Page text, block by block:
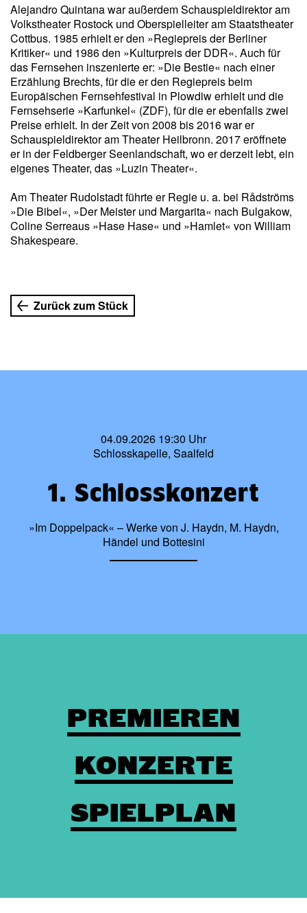
Alejandro Quintana war außerdem Schauspieldirektor am
Volkstheater Rostock und Oberspielleiter am Staatstheater
Cottbus. 1985 erhielt er den »Regiepreis der Berliner
Kritiker« und 1986 den »Kulturpreis der DDR«. Auch für
das Fernsehen inszenierte er: »Die Bestie« nach einer
Erzählung Brechts, für die er den Regiepreis beim
Europäischen Fernsehfestival in Plowdiw erhielt und die
Fernsehserie »Karfunkel« (ZDF), für die er ebenfalls zwei
Preise erhielt. In der Zeit von 2008 bis 2016 war er
Schauspieldirektor am Theater Heilbronn. 2017 eröffnete
er in der Feldberger Seenlandschaft, wo er derzeit lebt, ein
eigenes Theater, das »Luzin Theater«.
Am Theater Rudolstadt führte er Regie u. a. bei Rådströms
»Die Bibel«, »Der Meister und Margarita« nach Bulgakow,
Coline Serreaus »Hase Hase« und »Hamlet« von William
Shakespeare.
Zurück zum Stück
04.09.2026 19:30 Uhr
Schlosskapelle, Saalfeld
1. Schlosskonzert
»Im Doppelpack« – Werke von J. Haydn, M. Haydn,
Händel und Bottesini
PREMIEREN
KONZERTE
SPIELPLAN